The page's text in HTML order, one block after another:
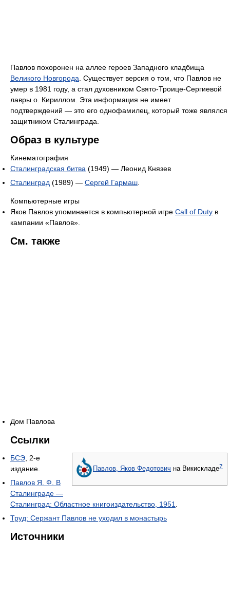
Павлов похоронен на аллее героев Западного кладбища
Великого Новгорода . Существует версия о том, что Павлов не
умер в 1981 году, а стал духовником Свято-Троице-Сергиевой
лавры о. Кириллом. Эта информация не имеет
подтверждений — это его однофамилец, который тоже являлся
защитником Сталинграда.
Образ в культуре
Кинематография
Сталинградская битва (1949) — Леонид Князев
Сталинград (1989) — Сергей Гармаш
Компьютерные игры
Яков Павлов упоминается в компьютерной игре Call of Duty в
кампании «Павлов».
См. также
Дом Павлова
Ссылки
Павлов, Яков Федотович на Викискладе?
БСЭ , 2-е
издание.
Павлов Я. Ф. В
Сталинграде —
Сталинград: Областное книгоиздательство, 1951
Труд: Сержант Павлов не уходил в монастырь
Источники